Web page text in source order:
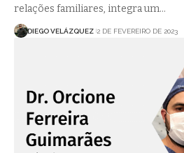
relações familiares, integra um…
DIEGO VELÁZQUEZ 2 DE FEVEREIRO DE 2023